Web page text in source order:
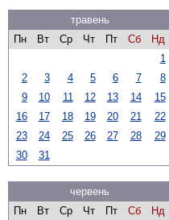
травень
Пн
Вт Ср Чт Пт Сб
Нд
1
2
3 4 5 6 7
8
9
10 11 12 13 14
15
16
17 18 19 20 21
22
23
24 25 26 27 28
29
30
31
червень
Пн
Вт Ср Чт Пт Сб
Нд